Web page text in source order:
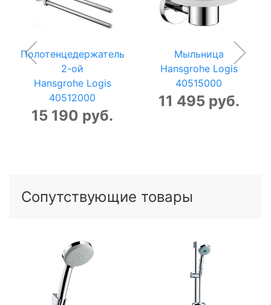
Полотенцедержатель
2-ой
Hansgrohe Logis
40512000
15 190 руб.
Мыльница
Hansgrohe Logis
40515000
11 495 руб.
Сопутствующие товары